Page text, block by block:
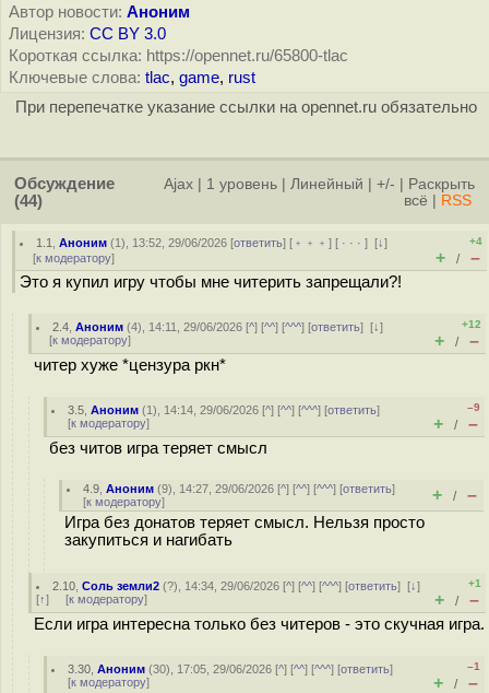
Автор новости: Аноним
Лицензия: CC BY 3.0
Короткая ссылка: https://opennet.ru/65800-tlac
Ключевые слова: tlac, game, rust
При перепечатке указание ссылки на opennet.ru обязательно
Обсуждение
(44)
Ajax 1 уровень Линейный +/-
Раскрыть
всё
RSS
1.1 ,Аноним (1), 13:52, 29/06/2026 [ответить] [ ﹢﹢﹢] [ · · ·][↓]
[к модератору]
+4
+ / –
Это я купил игру чтобы мне читерить запрещали?!
2.4 ,Аноним (4), 14:11, 29/06/2026 [^] [^^] [^^^] [ответить][↓]
[к модератору]
+12
+ / –
читер хуже *цензура ркн*
3.5 ,Аноним (1), 14:14, 29/06/2026 [^] [^^] [^^^] [ответить]
[к модератору]
–9
+ / –
без читов игра теряет смысл
4.9 ,Аноним (9), 14:27, 29/06/2026 [^] [^^] [^^^] [ответить]
[к модератору] + / –
Игра без донатов теряет смысл. Нельзя просто
закупиться и нагибать
2.10 ,Соль земли2 (?), 14:34, 29/06/2026 [^] [^^] [^^^] [ответить][↓]
[↑] [к модератору]
+1
+ / –
Если игра интересна только без читеров - это скучная игра.
3.30 ,Аноним (30), 17:05, 29/06/2026 [^] [^^] [^^^] [ответить]
[к модератору]
–1
+ / –